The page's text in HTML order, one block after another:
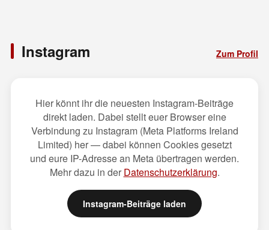
Instagram Zum Profil
Hier könnt ihr die neuesten Instagram-Beiträge
direkt laden. Dabei stellt euer Browser eine
Verbindung zu Instagram (Meta Platforms Ireland
Limited) her — dabei können Cookies gesetzt
und eure IP-Adresse an Meta übertragen werden.
Mehr dazu in der Datenschutzerklärung.
Instagram-Beiträge laden